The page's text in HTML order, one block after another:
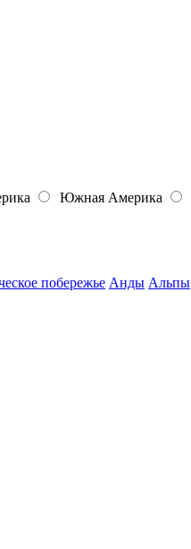
Южная Америка
побережье Анды Альпы